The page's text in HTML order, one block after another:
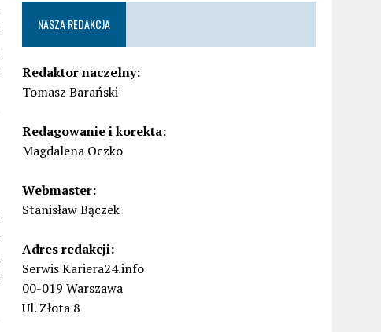
NASZA REDAKCJA
Redaktor naczelny:
Tomasz Barański
Redagowanie i korekta:
Magdalena Oczko
Webmaster:
Stanisław Bączek
Adres redakcji:
Serwis Kariera24.info
00-019 Warszawa
Ul. Złota 8